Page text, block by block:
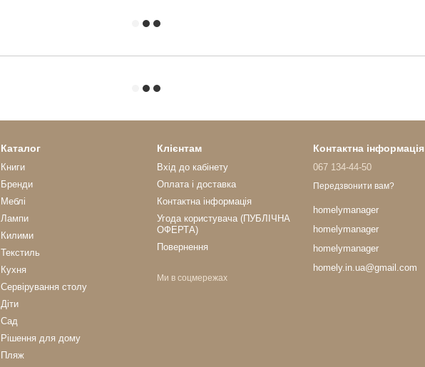
Каталог
Книги
Бренди
Меблі
Лампи
Килими
Текстиль
Кухня
Сервірування столу
Діти
Сад
Рішення для дому
Пляж
Клієнтам
Вхід до кабінету
Оплата і доставка
Контактна інформація
Угода користувача (ПУБЛІЧНА
ОФЕРТА)
Повернення
Ми в соцмережах
Контактна інформація
067 134-44-50
Передзвонити вам?
homelymanager
homelymanager
homelymanager
homely.in.ua@gmail.com